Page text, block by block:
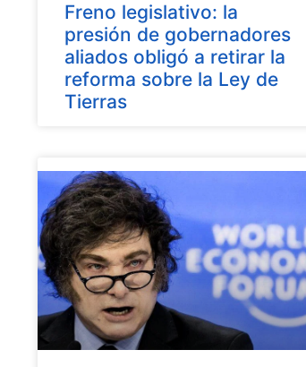
Freno legislativo: la
presión de gobernadores
aliados obligó a retirar la
reforma sobre la Ley de
Tierras